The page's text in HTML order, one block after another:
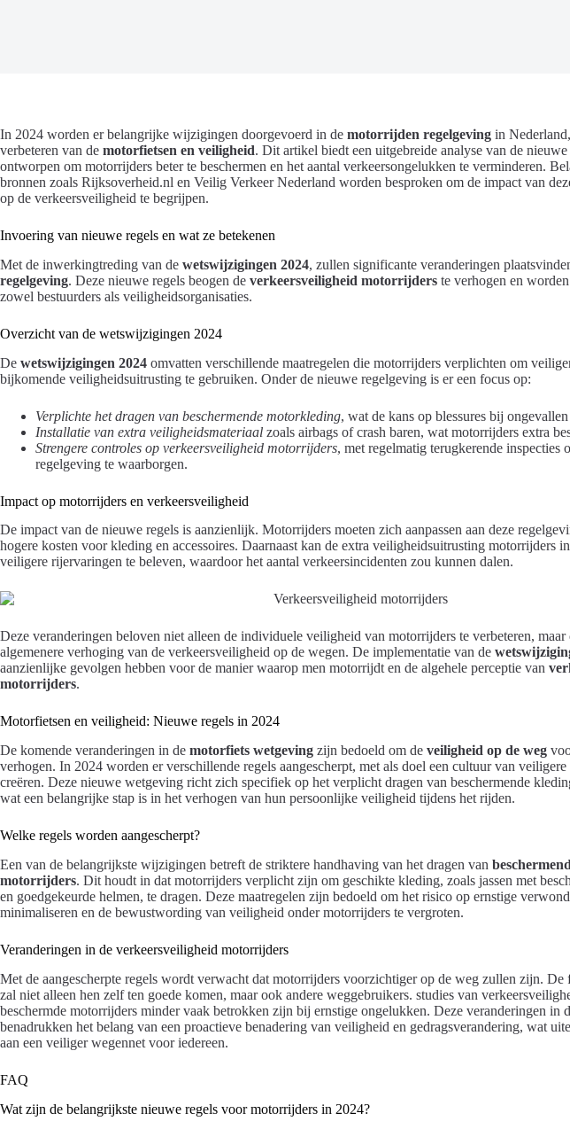
In 2024 worden er belangrijke wijzigingen doorgevoerd in de motorrijden regelgeving in
verbeteren van de motorfietsen en veiligheid. Dit artikel biedt een uitgebreide analyse van de
ontworpen om motorrijders beter te beschermen en het aantal verkeersongelukken te verminderen.
bronnen zoals Rijksoverheid.nl en Veilig Verkeer Nederland worden besproken om de impact van
op de verkeersveiligheid te begrijpen.
Invoering van nieuwe regels en wat ze betekenen
Met de inwerkingtreding van de wetswijzigingen 2024, zullen significante veranderingen
regelgeving. Deze nieuwe regels beogen de verkeersveiligheid motorrijders te verhogen en
zowel bestuurders als veiligheidsorganisaties.
Overzicht van de wetswijzigingen 2024
De wetswijzigingen 2024 omvatten verschillende maatregelen die motorrijders verplichten om
bijkomende veiligheidsuitrusting te gebruiken. Onder de nieuwe regelgeving is er een focus op:
Verplichte het dragen van beschermende motorkleding, wat de kans op blessures bij
Installatie van extra veiligheidsmateriaal zoals airbags of crash baren, wat motorrijders extra
Strengere controles op verkeersveiligheid motorrijders, met regelmatig terugkerende inspecties
regelgeving te waarborgen.
Impact op motorrijders en verkeersveiligheid
De impact van de nieuwe regels is aanzienlijk. Motorrijders moeten zich aanpassen aan deze
hogere kosten voor kleding en accessoires. Daarnaast kan de extra veiligheidsuitrusting motorrijders
veiligere rijervaringen te beleven, waardoor het aantal verkeersincidenten zou kunnen dalen.
Deze veranderingen beloven niet alleen de individuele veiligheid van motorrijders te verbeteren, maar
algemenere verhoging van de verkeersveiligheid op de wegen. De implementatie van de
aanzienlijke gevolgen hebben voor de manier waarop men motorrijdt en de algehele perceptie van
motorrijders.
Motorfietsen en veiligheid: Nieuwe regels in 2024
De komende veranderingen in de motorfiets wetgeving zijn bedoeld om de veiligheid op de weg
verhogen. In 2024 worden er verschillende regels aangescherpt, met als doel een cultuur van
creëren. Deze nieuwe wetgeving richt zich specifiek op het verplicht dragen van beschermende
wat een belangrijke stap is in het verhogen van hun persoonlijke veiligheid tijdens het rijden.
Welke regels worden aangescherpt?
Een van de belangrijkste wijzigingen betreft de striktere handhaving van het dragen van
motorrijders. Dit houdt in dat motorrijders verplicht zijn om geschikte kleding, zoals jassen met
en goedgekeurde helmen, te dragen. Deze maatregelen zijn bedoeld om het risico op ernstige
minimaliseren en de bewustwording van veiligheid onder motorrijders te vergroten.
Veranderingen in de verkeersveiligheid motorrijders
Met de aangescherpte regels wordt verwacht dat motorrijders voorzichtiger op de weg zullen zijn. De
zal niet alleen hen zelf ten goede komen, maar ook andere weggebruikers. studies van
beschermde motorrijders minder vaak betrokken zijn bij ernstige ongelukken. Deze veranderingen in
benadrukken het belang van een proactieve benadering van veiligheid en gedragsverandering, wat
aan een veiliger wegennet voor iedereen.
FAQ
Wat zijn de belangrijkste nieuwe regels voor motorrijders in 2024?